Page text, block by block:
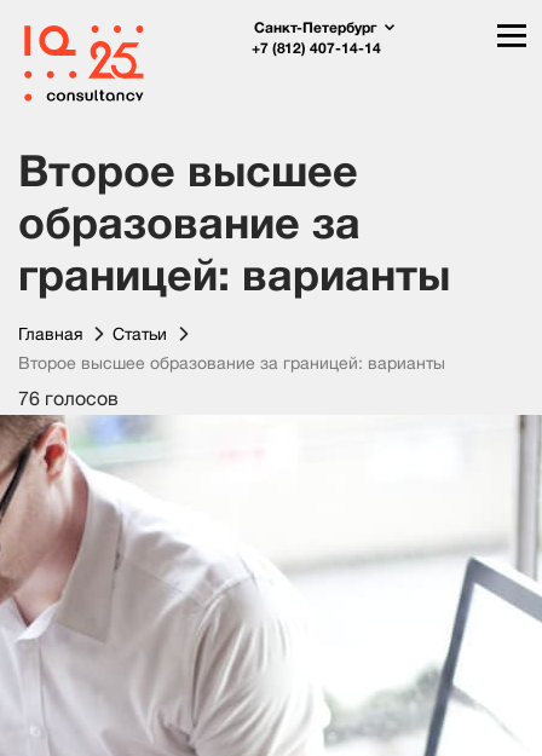
Санкт-Петербург
+7 (812) 407-14-14
Второе высшее
образование за
границей: варианты
Главная
Статьи
Второе высшее образование за границей: варианты
76 голосов